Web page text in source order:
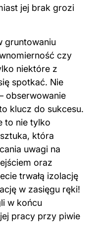
jej brak grozi
gruntowaniu
czy
niektóre z
spotkać. Nie
obserwowanie
klucz do sukcesu.
to nie tylko
która
uwagi na
oraz
trwałą izolację
w zasięgu ręki!
w końcu
pracy przy piwie